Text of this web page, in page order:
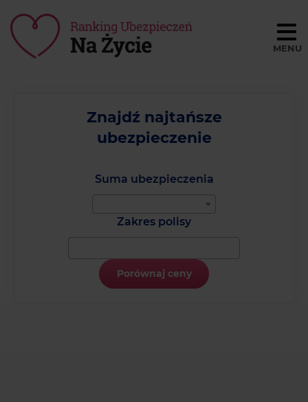
SŁOWNIK
O NAS
Suma ubezpieczenia
Zakres polisy
Porównaj ceny
Znajdź najtańsze
ubezpieczenie